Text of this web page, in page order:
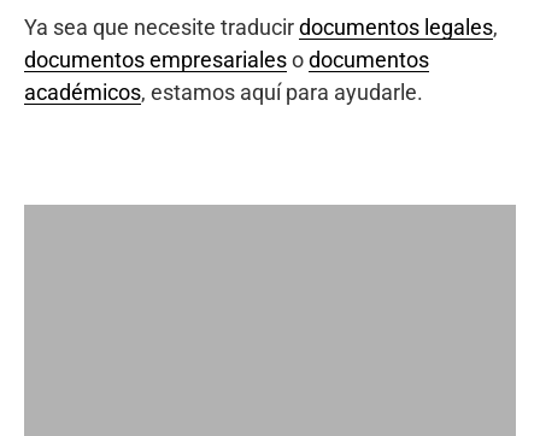
Ya sea que necesite traducirdocumentos legales,
documentos empresarialesodocumentos
académicos, estamos aquí para ayudarle.